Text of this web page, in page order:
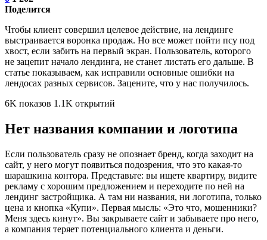
Поделится
Чтобы клиент совершил целевое действие, на лендинге
выстраивается воронка продаж. Но все может пойти псу под
хвост, если забить на первый экран. Пользователь, которого
не зацепит начало лендинга, не станет листать его дальше. В
статье показываем, как исправили основные ошибки на
лендосах разных сервисов. Зацените, что у нас получилось.
6K показов 1.1K открытий
Нет названия компании и логотипа
Если пользователь сразу не опознает бренд, когда заходит на
сайт, у него могут появиться подозрения, что это какая-то
шарашкина контора. Представьте: вы ищете квартиру, видите
рекламу с хорошим предложением и переходите по ней на
лендинг застройщика. А там ни названия, ни логотипа, только
цена и кнопка «Купи». Первая мысль: «Это что, мошенники?
Меня здесь кинут». Вы закрываете сайт и забываете про него,
а компания теряет потенциального клиента и деньги.